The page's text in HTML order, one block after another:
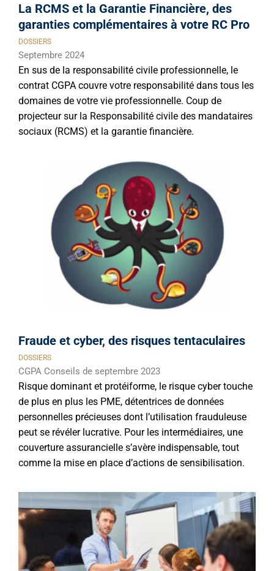
La RCMS et la Garantie Financière, des
garanties complémentaires à votre RC Pro
DOSSIERS
Septembre 2024
En sus de la responsabilité civile professionnelle, le
contrat CGPA couvre votre responsabilité dans tous les
domaines de votre vie professionnelle. Coup de
projecteur sur la Responsabilité civile des mandataires
sociaux (RCMS) et la garantie financière.
Fraude et cyber, des risques tentaculaires
DOSSIERS
CGPA Conseils de septembre 2023
Risque dominant et protéiforme, le risque cyber touche
de plus en plus les PME, détentrices de données
personnelles précieuses dont l’utilisation frauduleuse
peut se révéler lucrative. Pour les intermédiaires, une
couverture assurancielle s’avère indispensable, tout
comme la mise en place d’actions de sensibilisation.